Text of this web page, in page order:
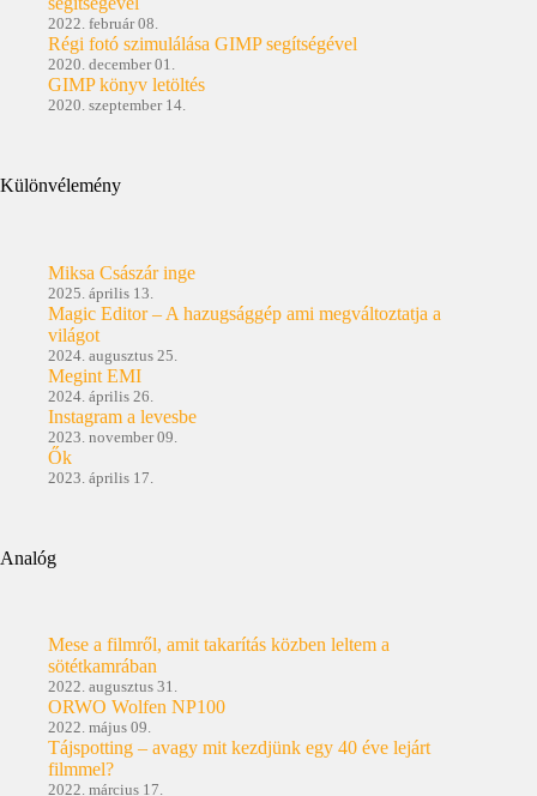
2022. február 08.
Régi fotó szimulálása GIMP segítségével
2020. december 01.
GIMP könyv letöltés
2020. szeptember 14.
Különvélemény
Miksa Császár inge
2025. április 13.
Magic Editor – A hazugsággép ami megváltoztatja a
világot
2024. augusztus 25.
Megint EMI
2024. április 26.
Instagram a levesbe
2023. november 09.
Ők
2023. április 17.
Analóg
Mese a filmről, amit takarítás közben leltem a
sötétkamrában
2022. augusztus 31.
ORWO Wolfen NP100
2022. május 09.
Tájspotting – avagy mit kezdjünk egy 40 éve lejárt
filmmel?
2022. március 17.